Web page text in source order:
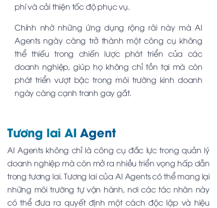
phí và cải thiện tốc độ phục vụ.
Chính nhờ những ứng dụng rộng rãi này mà AI
Agents ngày càng trở thành một công cụ không
thể thiếu trong chiến lược phát triển của các
doanh nghiệp, giúp họ không chỉ tồn tại mà còn
phát triển vượt bậc trong môi trường kinh doanh
ngày càng cạnh tranh gay gắt.
Tương lai AI Agent
AI Agents không chỉ là công cụ đắc lực trong quản lý
doanh nghiệp mà còn mở ra nhiều triển vọng hấp dẫn
trong tương lai. Tương lai của AI Agents có thể mang lại
những môi trường tự vận hành, nơi các tác nhân này
có thể đưa ra quyết định một cách độc lập và hiệu